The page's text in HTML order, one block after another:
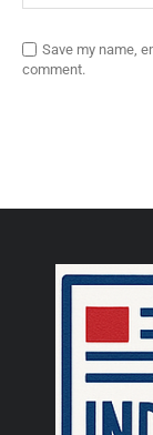
Save my name,
comment.